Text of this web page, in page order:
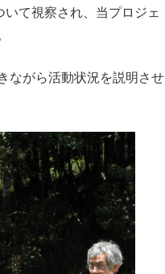
て視察され、当プロジェ
ながら活動状況を説明させ